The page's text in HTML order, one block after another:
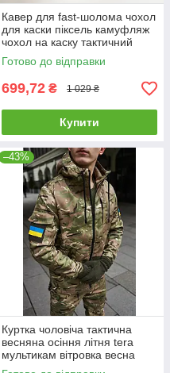
Кавер для fast-шолома чохол
для каски піксель камуфляж
чохол на каску тактичний
Готово до відправки
699,72 ₴ 1 029 ₴
Купити
–43%
Куртка чоловіча тактична
весняна осіння літня tera
мультикам вітровка весна
осінь літо військова армійська